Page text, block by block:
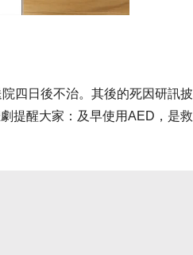
四日後不治。其後的死因研訊披
提醒大家：及早使用AED，是救